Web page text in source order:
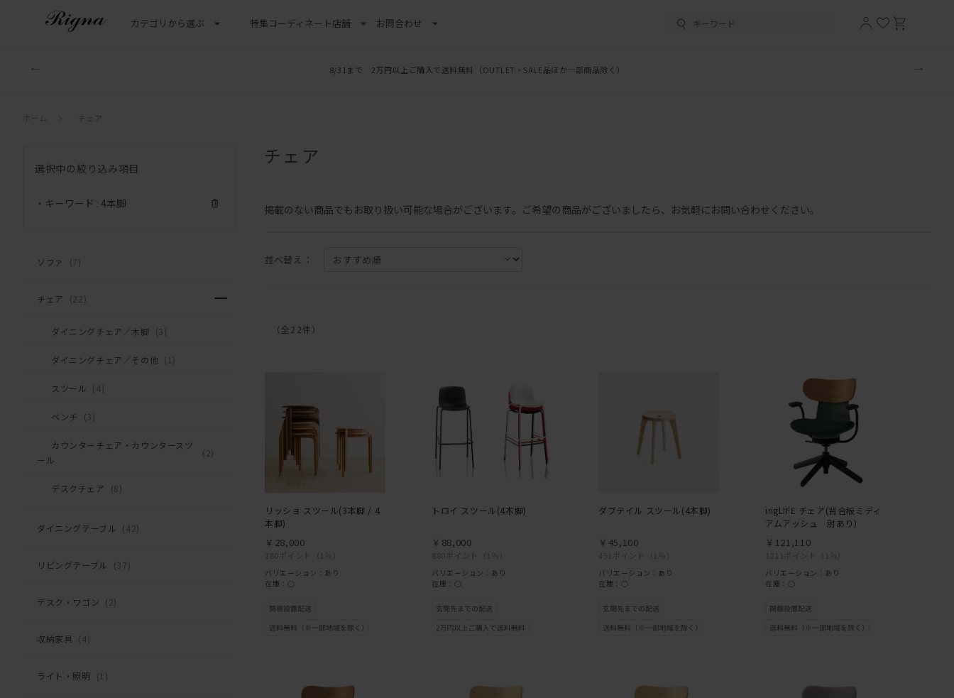
カテゴリから選ぶ 特集コーディネート店舗 お問合わせ
8/31まで 2万円以上ご購入で送料無料 （OUTLET・SALE品ほか一部商品除く）
ホーム チェア
選択中の絞り込み項目
・キーワード : 4本脚
ソファ (7)
チェア (22)
ダイニングチェア／木脚 (3)
ダイニングチェア／その他 (1)
スツール (4)
ベンチ (3)
カウンターチェア・カウンタースツ
ール
(2)
デスクチェア (8)
ダイニングテーブル (42)
リビングテーブル (37)
デスク・ワゴン (2)
収納家具 (4)
ライト・照明 (1)
チェア
掲載のない商品でもお取り扱い可能な場合がございます。ご希望の商品がございましたら、お気軽にお問い合わせください。
並べ替え：
（全22件）
リッショ スツール(3本脚 / 4
本脚)
280ポイント （1％）
￥28,000
バリエーション：あり
在庫：○
トロイ スツール(4本脚)
880ポイント （1％）
￥88,000
バリエーション：あり
在庫：○
ダブテイル スツール(4本脚)
451ポイント （1％）
￥45,100
バリエーション：あり
在庫：○
ingLIFE チェア(背合板ミディ
アムアッシュ 肘あり)
1211ポイント （1％）
￥121,110
バリエーション：あり
在庫：○